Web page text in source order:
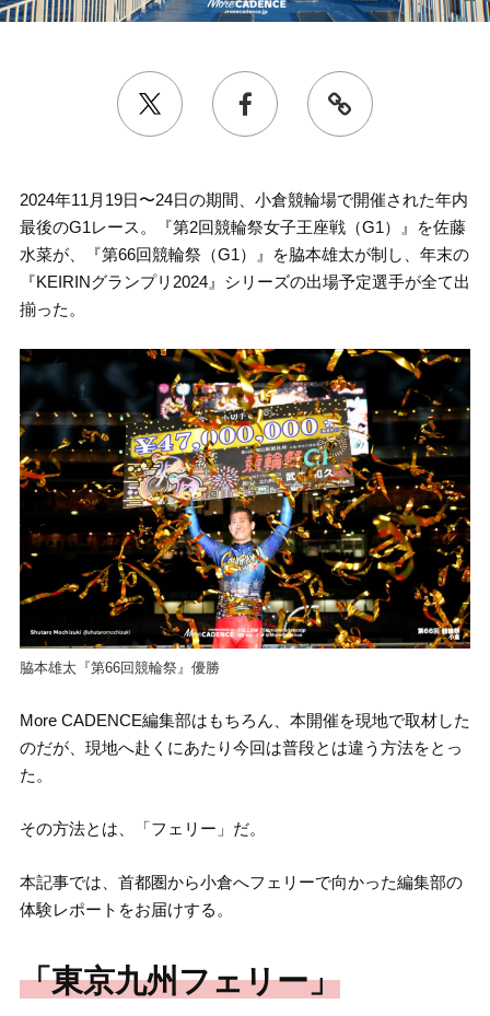
2024年11月19日〜24日の期間、小倉競輪場で開催された年内
最後のG1レース。『第2回競輪祭女子王座戦（G1）』を佐藤
水菜が、『第66回競輪祭（G1）』を脇本雄太が制し、年末の
『KEIRINグランプリ2024』シリーズの出場予定選手が全て出
揃った。
脇本雄太『第66回競輪祭』優勝
More CADENCE編集部はもちろん、本開催を現地で取材した
のだが、現地へ赴くにあたり今回は普段とは違う方法をとっ
た。
その方法とは、「フェリー」だ。
本記事では、首都圏から小倉へフェリーで向かった編集部の
体験レポートをお届けする。
「東京九州フェリー」